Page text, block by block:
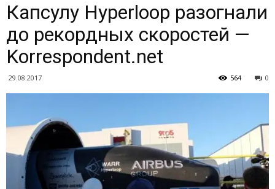
Капсулу Hyperloop разогнали
до рекордных скоростей —
Korrespondent.net
29.08.2017 0
564